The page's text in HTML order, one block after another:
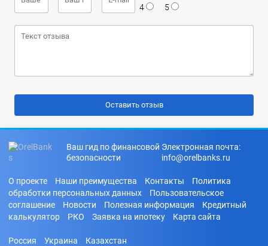
4
5
Ваш гид по финансовой
безопасности
Электронная почта:
info@orelbanks.ru
О проекте Наши преимущества Контакты
Политика
обработки персональных данных
Пользовательское
соглашение
Новости Полезная информация
Кредитный
калькулятор
РКО Заявка на ипотеку Карта сайта
Россия Украина Казахстан